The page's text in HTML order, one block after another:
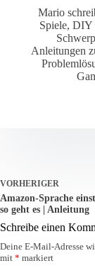
Mario
Spiele, DIY
Anleitungen
VORHERIGER
Amazon-Sprache
so geht es | Anleitung
Schreibe einen
Deine E-Mail-Adresse
mit * markiert